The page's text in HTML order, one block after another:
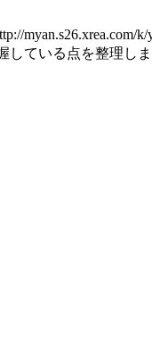
している点を整理し